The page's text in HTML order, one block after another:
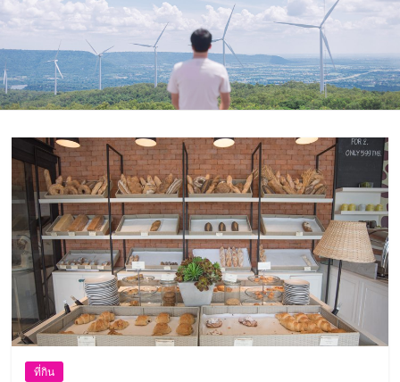
ที่
ท่อง
เที่ยว
เที่ยว
ที่
กิน
ที่พัก
มากมาย
เว็บ
ท่อง
เที่ยวที่กิน